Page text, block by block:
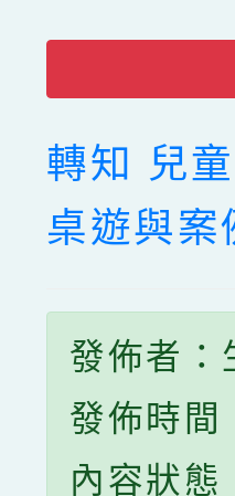
轉知 兒
桌遊與案
發佈者：
發佈時
內容狀態